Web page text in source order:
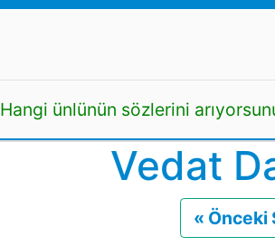
Hangi ünlünün sözlerini
Vedat
« Önceki